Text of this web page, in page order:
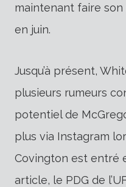
maintenant faire
en juin.
Jusqu’à présent,
plusieurs rumeurs
potentiel de
plus via Instagram
Covington est entré
article, le PDG de